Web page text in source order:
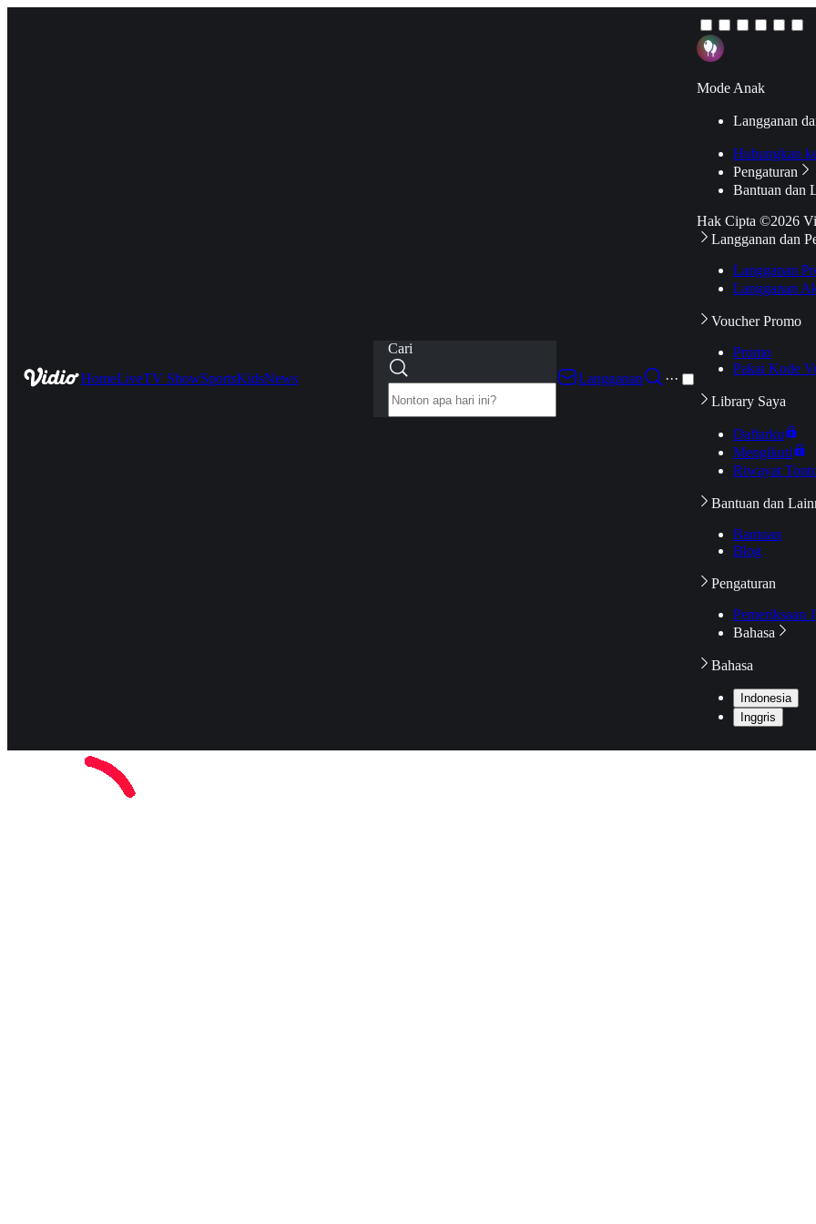
HomeLiveTV ShowSportsKidsNews
Cari
Langganan
···
Mode Anak
Langganan
Hubungkan
Pengaturan
Bantuan dan
Hak Cipta ©2026
Langganan dan
Langganan
Langganan
Voucher Promo
Promo
Pakai Kode
Library Saya
Daftarku
Mengikuti
Riwayat
Bantuan dan
Bantuan
Blog
Pengaturan
Pemeriksaan
Bahasa
Bahasa
Indonesia
Inggris